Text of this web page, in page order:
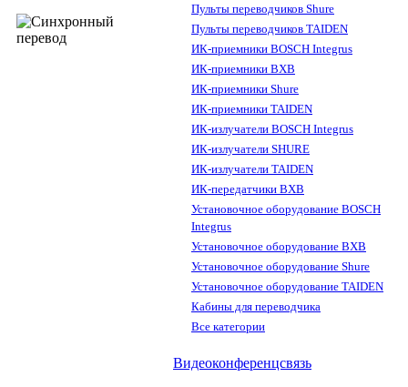
Пульты переводчиков Shure
Пульты переводчиков TAIDEN
ИК-приемники BOSCH Integrus
ИК-приемники BXB
ИК-приемники Shure
ИК-приемники TAIDEN
ИК-излучатели BOSCH Integrus
ИК-излучатели SHURE
ИК-излучатели TAIDEN
ИК-передатчики BXB
Установочное оборудование BOSCH
Integrus
Установочное оборудование BXB
Установочное оборудование Shure
Установочное оборудование TAIDEN
Кабины для переводчика
Все категории
Видеоконференцсвязь